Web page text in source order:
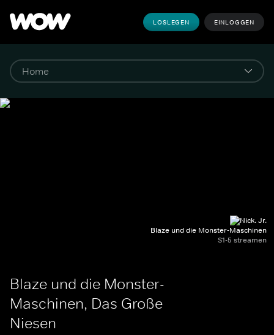
LOSLEGEN EINLOGGEN
Blaze und die Monster-Maschinen
S1-5 streamen
Blaze und die Monster-
Maschinen, Das Große
Niesen